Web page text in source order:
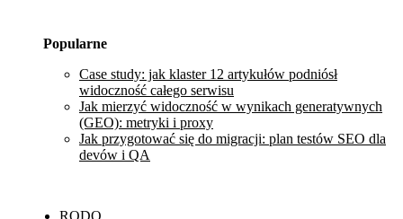
Popularne
Case study: jak klaster 12 artykułów podniósł
widoczność całego serwisu
Jak mierzyć widoczność w wynikach generatywnych
(GEO): metryki i proxy
Jak przygotować się do migracji: plan testów SEO dla
devów i QA
RODO